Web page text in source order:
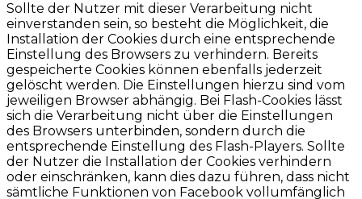
Sollte der Nutzer mit dieser Verarbeitung nicht
einverstanden sein, so besteht die Möglichkeit, die
Installation der Cookies durch eine entsprechende
Einstellung des Browsers zu verhindern. Bereits
gespeicherte Cookies können ebenfalls jederzeit
gelöscht werden. Die Einstellungen hierzu sind vom
jeweiligen Browser abhängig. Bei Flash-Cookies lässt
sich die Verarbeitung nicht über die Einstellungen
des Browsers unterbinden, sondern durch die
entsprechende Einstellung des Flash-Players. Sollte
der Nutzer die Installation der Cookies verhindern
oder einschränken, kann dies dazu führen, dass nicht
sämtliche Funktionen von Facebook vollumfänglich